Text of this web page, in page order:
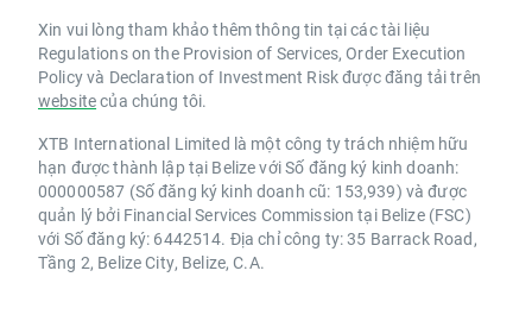
Xin vui lòng tham khảo thêm thông tin tại các tài liệu
Regulations on the Provision of Services, Order Execution
Policy và Declaration of Investment Risk được đăng tải trên
websitecủa chúng tôi.
XTB International Limited là một công ty trách nhiệm hữu
hạn được thành lập tại Belize với Số đăng ký kinh doanh:
000000587 (Số đăng ký kinh doanh cũ: 153,939) và được
quản lý bởi Financial Services Commission tại Belize (FSC)
với Số đăng ký: 6442514. Địa chỉ công ty: 35 Barrack Road,
Tầng 2, Belize City, Belize, C.A.